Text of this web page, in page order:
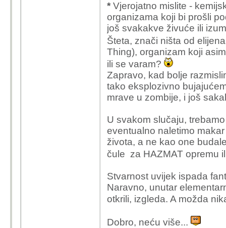
žive Marsovci?
temeljiti na poznatom,
riječima treba ići od
nepoznatog prema
astronomije pokazuju
svemiru, nešto što
egzoplaneta
zvijezda slični
Ako život postoji još
silikatna čudovišta.
fantastiku pa im se
to dogodilo Don
njihova mašta. No
Šenoinim romanom
Šenoa bio ozbiljan
pisati laži. No jedno
fantastičnu
* Vjerojatno mislite -
organizama koji bi prošli
još svakakve živuće ili
Šteta, znači ništa od
Thing), organizam koji
ili se varam?
Zapravo, kad bolje
tako eksplozivno
mrave u zombije, i još
U svakom slučaju,
eventualno naletimo
života, a ne kao one
čule za HAZMAT opremu
Stvarnost uvijek ispada
Naravno, unutar
otkrili, izgleda. A možda
Dobro, neću više...